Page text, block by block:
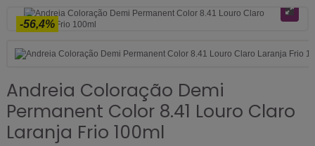
-56,4%
Andreia Coloração Demi
Permanent Color 8.41 Louro Claro
Laranja Frio 100ml